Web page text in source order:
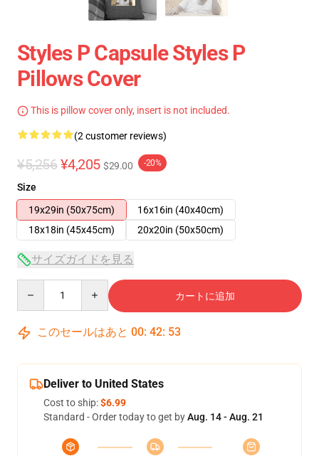
Styles P Capsule Styles P
Pillows Cover
This is pillow cover only, insert is not included.
(2 customer reviews)
¥5,256 ¥4,205 $29.00 -20%
Size
19x29in (50x75cm)
16x16in (40x40cm)
18x18in (45x45cm)
20x20in (50x50cm)
サイズガイドを見る
カートに追加
このセールはあと 00: 42: 53
Deliver to United States
Cost to ship:$6.99
Standard - Order today to get byAug. 14 - Aug. 21